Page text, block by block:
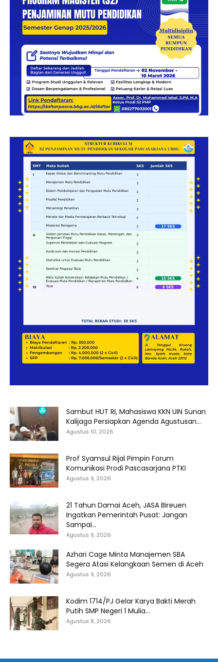
Sambut HUT RI, Mahasiswa KKN UIN Sunan
Kalijaga Persiapkan Agenda Agustusan...
Agustus 10, 2026
Prof Syamsul Rijal Pimpin Forum
Komunikasi Prodi Pascasarjana PTKI
Agustus 9, 2026
21 Tahun Damai Aceh, JASA Bireuen
Ingatkan Pemerintah Pusat: Jangan
Sampai...
Agustus 9, 2026
Azhari Cage Minta Manajemen SBA
Segera Atasi Kelangkaan Semen di Aceh
Agustus 9, 2026
Kodim 1714/PJ Gelar Karya Bakti Merah
Putih SMP Negeri 1 Mulia...
Agustus 8, 2026